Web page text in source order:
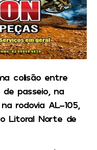
colisão entre
passeio, na
rodovia AL-105,
Litoral Norte de